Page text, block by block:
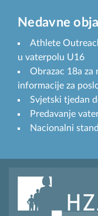
Nedavne
Athlete
u vaterpolu U16
Obrazac 18a za
informacije za
Svjetski tjedan
Predavanje
Nacionalni